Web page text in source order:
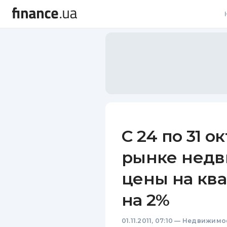
С 24 по 31
рынке
цены на
на 2%
01.11.2011, 07:10 —